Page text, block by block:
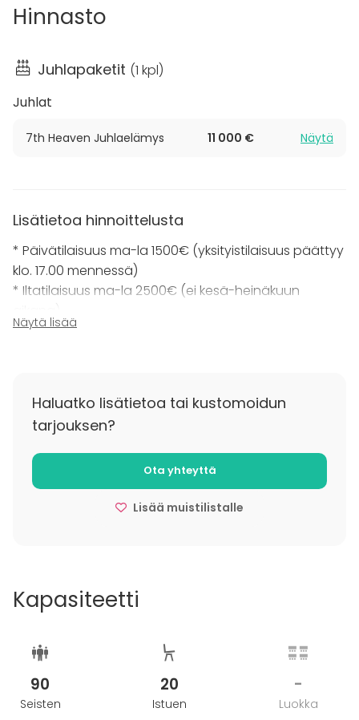
yksityistilaisuuksiin ympäri vuoden. Terassilla voit
vihkiäiset, cocktailtilaisuuden tai näyttävän
lanseeraustapahtuman. Ruokatarjoiluun voit valita
mieleisesi vaihtoehdot Sky Terracen menusta.
Tilassa on äänentoisto, mutta ei muuta
seurueelle.
Sky Terracen maksimikapasiteetti koko terassille on
90 vierasta ja lasitetulle terassille 30.
Terracelle – keskelle kaupunkia, korkealle kattojen ylle.
Hinnasto
Juhlapaketit (1 kpl)
Juhlat
7th Heaven Juhlaelämys 11 000 € Näytä
Lisätietoa hinnoittelusta
* Päivätilaisuus ma-la 1500€ (yksityistilaisuus päättyy
klo. 17.00 mennessä)
* Iltatilaisuus ma-la 2500€ (ei kesä-heinäkuun
* Kesä-heinäkuun aikana mahdollista varata
Näytä lisää
Haluatko lisätietoa tai kustomoidun
tarjouksen?
Ota yhteyttä
Lisää muistilistalle
Kapasiteetti
90
Seisten
20
Istuen
-
Luokka